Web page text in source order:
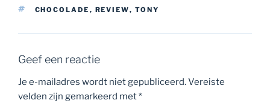
TAGS
CHOCOLADE , REVIEW, TONY
Geef een reactie
Je e-mailadres wordt niet gepubliceerd.Vereiste
velden zijn gemarkeerd met*